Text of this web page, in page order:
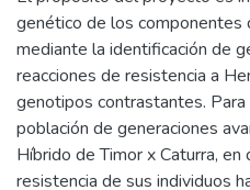
genético de los componentes
mediante la identificación de
reacciones de resistencia a
genotipos contrastantes.
población de generaciones
Híbrido de Timor x Caturra, en
resistencia de sus individuos